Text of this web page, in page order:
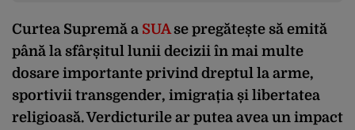
Curtea Supremă a SUA se pregătește să emită
până la sfârșitul lunii decizii în mai multe
dosare importante privind dreptul la arme,
sportivii transgender, imigrația și libertatea
religioasă. Verdicturile ar putea avea un impact